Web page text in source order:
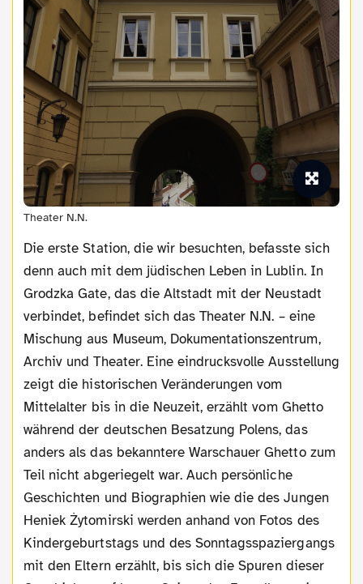
Theater N.N.
Die erste Station, die wir besuchten, befasste sich
denn auch mit dem jüdischen Leben in Lublin. In
Grodzka Gate, das die Altstadt mit der Neustadt
verbindet, befindet sich das Theater N.N. – eine
Mischung aus Museum, Dokumentationszentrum,
Archiv und Theater. Eine eindrucksvolle Ausstellung
zeigt die historischen Veränderungen vom
Mittelalter bis in die Neuzeit, erzählt vom Ghetto
während der deutschen Besatzung Polens, das
anders als das bekanntere Warschauer Ghetto zum
Teil nicht abgeriegelt war. Auch persönliche
Geschichten und Biographien wie die des Jungen
HeniekŻytomirski werden anhand von Fotos des
Kindergeburtstags und des Sonntagsspaziergangs
mit den Eltern erzählt, bis sich die Spuren dieser